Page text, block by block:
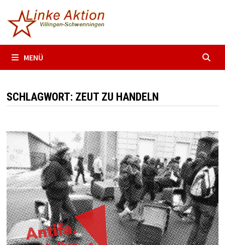
Inhalt
springen
MENÜ
SCHLAGWORT: ZEUT ZU HANDELN